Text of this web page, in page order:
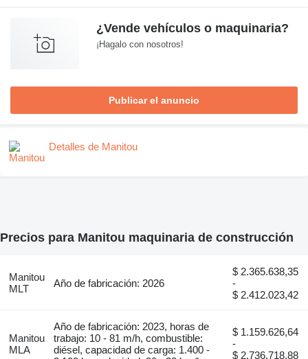
¿Vende vehículos o maquinaria?
¡Hagalo con nosotros!
Publicar el anuncio
Detalles de Manitou
Precios para Manitou maquinaria de construcción
Manitou
MLT
Año de fabricación: 2026
$ 2.365.638,35
-
$ 2.412.023,42
Manitou
MLA
Año de fabricación: 2023, horas de
trabajo: 10 - 81 m/h, combustible:
diésel, capacidad de carga: 1.400 -
$ 1.159.626,64
-
$ 2.736.718,88